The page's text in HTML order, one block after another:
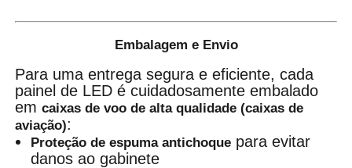
Embalagem e Envio
Para uma entrega segura e eficiente, cada
painel de LED é cuidadosamente embalado
emcaixas de voo de alta qualidade (caixas de
aviação):
Proteção de espuma antichoque para evitar
danos ao gabinete